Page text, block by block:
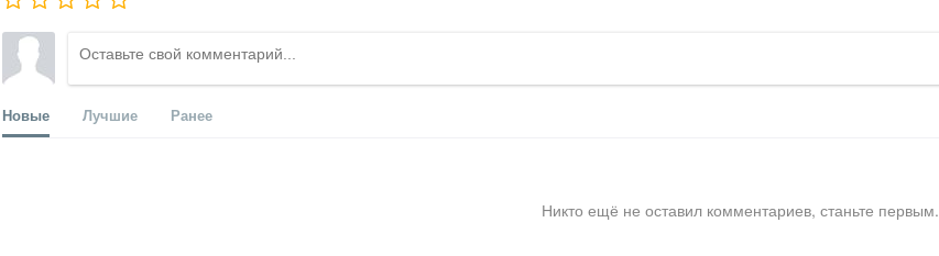
Новые Лучшие Ранее
Никто ещё не оставил комментариев, станьте первым.